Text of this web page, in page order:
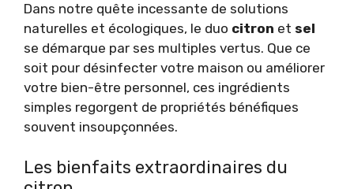
Dans notre quête incessante de solutions
naturelles et écologiques, le duo citron et sel
se démarque par ses multiples vertus. Que ce
soit pour désinfecter votre maison ou améliorer
votre bien-être personnel, ces ingrédients
simples regorgent de propriétés bénéfiques
souvent insoupçonnées.
Les bienfaits extraordinaires du